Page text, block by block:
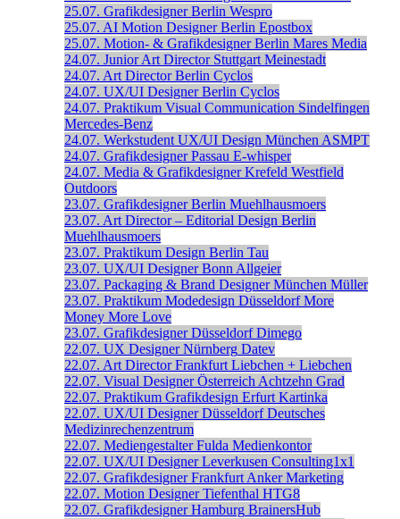
25.07. Grafikdesigner Berlin Wespro
25.07. AI Motion Designer Berlin Epostbox
25.07. Motion- & Grafikdesigner Berlin Mares Media
24.07. Junior Art Director Stuttgart Meinestadt
24.07. Art Director Berlin Cyclos
24.07. UX/UI Designer Berlin Cyclos
24.07. Praktikum Visual Communication Sindelfingen
Mercedes-Benz
24.07. Werkstudent UX/UI Design München ASMPT
24.07. Grafikdesigner Passau E-whisper
24.07. Media & Grafikdesigner Krefeld Westfield
Outdoors
23.07. Grafikdesigner Berlin Muehlhausmoers
23.07. Art Director – Editorial Design Berlin
Muehlhausmoers
23.07. Praktikum Design Berlin Tau
23.07. UX/UI Designer Bonn Allgeier
23.07. Packaging & Brand Designer München Müller
23.07. Praktikum Modedesign Düsseldorf More
Money More Love
23.07. Grafikdesigner Düsseldorf Dimego
22.07. UX Designer Nürnberg Datev
22.07. Art Director Frankfurt Liebchen + Liebchen
22.07. Visual Designer Österreich Achtzehn Grad
22.07. Praktikum Grafikdesign Erfurt Kartinka
22.07. UX/UI Designer Düsseldorf Deutsches
Medizinrechenzentrum
22.07. Mediengestalter Fulda Medienkontor
22.07. UX/UI Designer Leverkusen Consulting1x1
22.07. Grafikdesigner Frankfurt Anker Marketing
22.07. Motion Designer Tiefenthal HTG8
22.07. Grafikdesigner Hamburg BrainersHub